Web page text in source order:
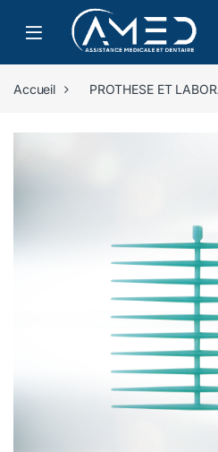
Skip to navigation
Skip to content
Accueil PROTHESE ET